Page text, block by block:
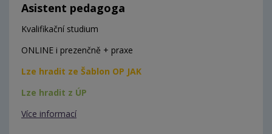
Asistent pedagoga
Kvalifikační studium
ONLINE i prezenčně + praxe
Lze hradit ze Šablon OP JAK
Lze hradit z ÚP
Více informací